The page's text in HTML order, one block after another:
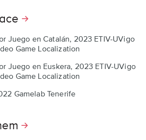
Juego en Catalán, 2023 ETIV-UVigo
Game Localization
Juego en Euskera, 2023 ETIV-UVigo
Game Localization
Gamelab Tenerife